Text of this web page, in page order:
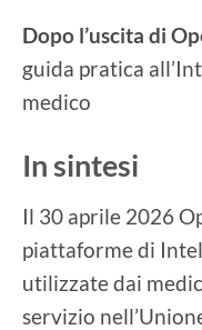
Dopo l’uscita di
guida pratica
medico
In sintesi
Il 30 aprile 2026
piattaforme di
utilizzate dai
servizio